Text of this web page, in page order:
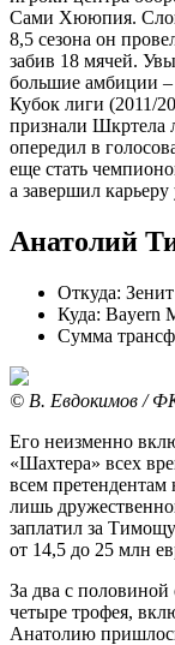
Сами Хююпия.
8,5 сезона он
забив 18 мячей.
большие амбиции –
Кубок лиги (2011/
признали Шкртела
опередил в
еще стать
а завершил карьеру
Анатолий
Откуда: Зенит
Куда: Bayern
Сумма
© В. Евдокимов /
Его неизменно
«Шахтера» всех
всем
лишь
заплатил за
от 14,5 до 25 млн
За два с
четыре трофея,
Анатолию